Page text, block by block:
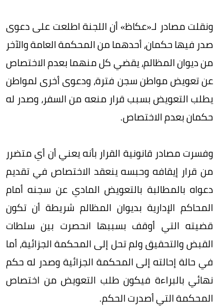
ونقلت مصادر لـ«عكاظ» أن اللجنة اطلعت على دعوى
صدر فيها حكمان، أحدهما من المحكمة العامة والآخر
من ديوان المظالم، يقضي كل منهما بعدم الاختصاص
عن تعويض مواطن سجن فترة، ودعوى أخرى لمواطن
يطلب التعويض بسبب قرار منعه من السفر، وصدر له
حكمان بعدم الاختصاص.
وفسرت مصادر قانونية القرار بأنه يعني أن أي متضرر
من قرار إيقافه وحبسه ينعقد الاختصاص في تقديم
دعواه بالمطالبة بالتعويض المادي عن سجنه أمام
المحاكم الإدارية بديوان المظالم شريطة أن تكون
قضيته التي أوقف بسببها انحصرت بين سلطات
القبض والتحقيق ولم تحل إلى المحكمة الجزائية، أما
في حالة إحالته إلى المحكمة الجزائية وصدر له حكم
نهائي بالبراءة فيكون طلب التعويض من اختصاص
المحكمة التي أصدرت الحكم.